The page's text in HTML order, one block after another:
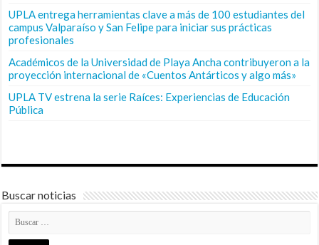
UPLA entrega herramientas clave a más de 100 estudiantes del
campus Valparaíso y San Felipe para iniciar sus prácticas
profesionales
Académicos de la Universidad de Playa Ancha contribuyeron a la
proyección internacional de «Cuentos Antárticos y algo más»
UPLA TV estrena la serie Raíces: Experiencias de Educación
Pública
Buscar noticias